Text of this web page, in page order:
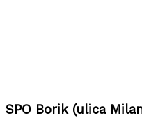
SPO Borik (ulica